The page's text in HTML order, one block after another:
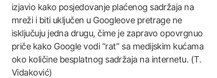
izjavio kako posjedovanje plaćenog sadržaja na
mreži i biti uključen u Googleove pretrage ne
isključuju jedna drugu, čime je zapravo opovrgnuo
priče kako Google vodi “rat” sa medijskim kućama
oko količine besplatnog sadržaja na internetu. (T.
Vidaković)